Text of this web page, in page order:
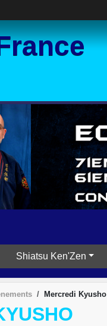
Shiatsu Ken'Zen
Mercredi Kyusho